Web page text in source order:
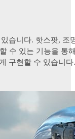
습니다. 핫스팟, 조
수 있는 기능을 통
구현할 수 있습니다.